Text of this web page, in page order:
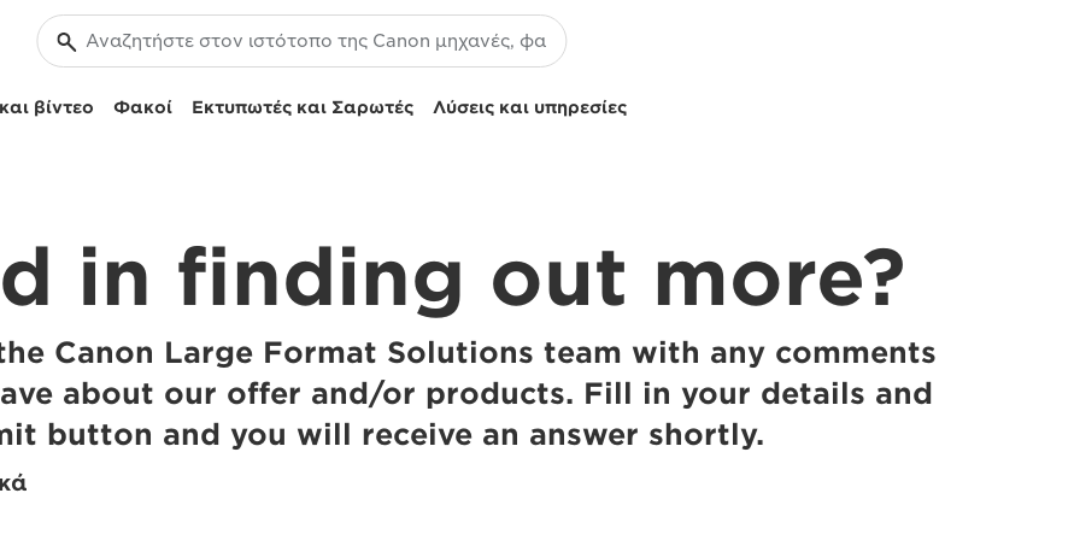
βίντεο Φακοί Εκτυπωτές και Σαρωτές Λύσεις και υπηρεσίες
in finding out more?
Canon Large Format Solutions team with any comments
about our offer and/or products. Fill in your details and
button and you will receive an answer shortly.